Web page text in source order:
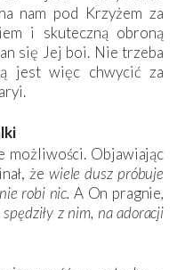
nam pod Krzyżem za
i skuteczną obroną
się Jej boi. Nie trzeba
jest więc chwycić za
możliwości. Objawiając
żewiele dusz próbuje
robi nic. A On pragnie,
z nim, na adoracji